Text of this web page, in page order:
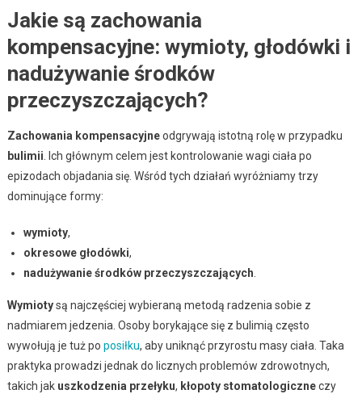
Jakie są zachowania
kompensacyjne: wymioty, głodówki i
nadużywanie środków
przeczyszczających?
Zachowania kompensacyjneodgrywają istotną rolę w przypadku
bulimii . Ich głównym celem jest kontrolowanie wagi ciała po
epizodach objadania się. Wśród tych działań wyróżniamy trzy
dominujące formy:
wymioty,
okresowe głodówki,
nadużywanie środków przeczyszczających
Wymiotysą najczęściej wybieraną metodą radzenia sobie z
nadmiarem jedzenia. Osoby borykające się z bulimią często
wywołują je tuż po posiłku, aby uniknąć przyrostu masy ciała. Taka
praktyka prowadzi jednak do licznych problemów zdrowotnych,
takich jak uszkodzenia przełyku, kłopoty stomatologiczneczy